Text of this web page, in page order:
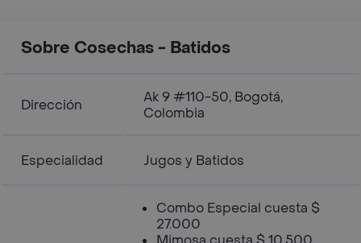
Sobre Cosechas - Batidos
Dirección
Ak 9 #110-50, Bogotá,
Colombia
Especialidad Jugos y Batidos
Combo Especial cuesta $
27.000